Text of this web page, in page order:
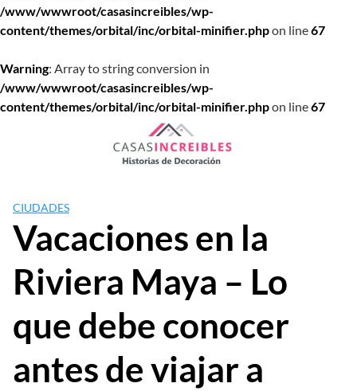
/www/wwwroot/casasincreibles/wp-
content/themes/orbital/inc/orbital-minifier.phpon line67
Warning: Array to string conversion in
/www/wwwroot/casasincreibles/wp-
content/themes/orbital/inc/orbital-minifier.phpon line67
CIUDADES
Vacaciones en la
Riviera Maya – Lo
que debe conocer
antes de viajar a